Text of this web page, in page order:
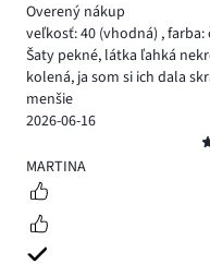
Overený nákup
veľkosť: 40 (vhodná) ,farba:
Šaty pekné, látka ľahká
kolená, ja som si ich dala
menšie
2026-06-16
5
MARTINA